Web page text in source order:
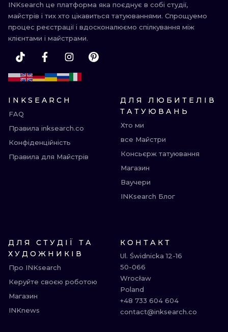
INKsearch це платформа яка поєднує в собі студії,
майстрів і тих хто цікавиться татуюваннями. Спрощуемо
процес реєстрації і вдосконалюємо спілкування між
клієнтами і майстрами.
INKSEARCH
FAQ
Правила inksearch.co
Конфіденційність
Правила для Майстрів
ДЛЯ ЛЮБИТЕЛІВ
ТАТУЮВАНЬ
Хто ми
все Майстри
Консьєрж татуювання
Магазин
Ваучери
INKsearch Блог
ДЛЯ СТУДІЇ ТА
ХУДОЖНИКІВ
Про INKsearch
Керуйте своєю роботою
Магазин
INKnews
КОНТАКТ
Ul. Świdnicka 12-16
50-066
Wrocław
Poland
+48 733 604 604
contact@inksearch.co